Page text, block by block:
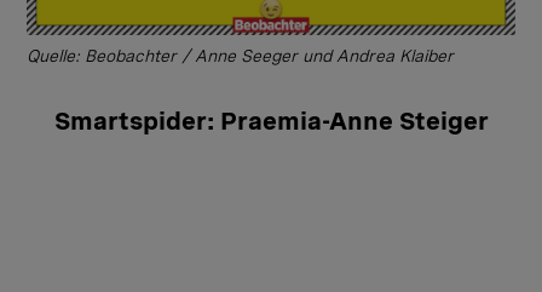
Quelle: Beobachter / Anne Seeger und Andrea Klaiber
Smartspider: Praemia-Anne Steiger